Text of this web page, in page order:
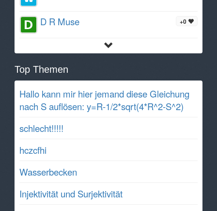
+0
D R Muse
Top Themen
Hallo kann mir hier jemand diese Gleichung
nach S auflösen: y=R-1/2*sqrt(4*R^2-S^2)
schlecht!!!!!
hczcfhi
Wasserbecken
Injektivität und Surjektivität